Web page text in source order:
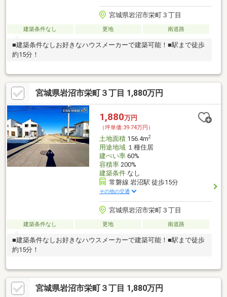
宮城県岩沼市栄町３丁目
建築条件なし 更地 南道路
■建築条件なしお好きなハウスメーカーで建築可能！■駅まで徒歩
約15分！
宮城県岩沼市栄町３丁目 1,880万円
1,880万円
（坪単価:39.74万円）
土地面積156.4m2
用途地域１種住居
建ぺい率60%
容積率200%
建築条件なし
常磐線 岩沼駅 徒歩15分
その他の交通
宮城県岩沼市栄町３丁目
建築条件なし 更地 南道路
■建築条件なしお好きなハウスメーカーで建築可能！■駅まで徒歩
約15分！
宮城県岩沼市栄町３丁目 1,880万円